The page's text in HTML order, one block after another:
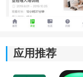
应用推荐